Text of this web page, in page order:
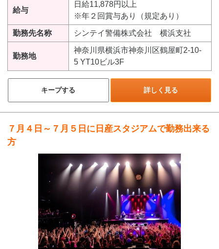
給与
日給11,878円以上
※年２回賞与あり（規定あり）
勤務先名称 シンテイ警備株式会社 横浜支社
勤務地
神奈川県横浜市神奈川区鶴屋町2-10-
5 YT10ビル3F
キープする 詳しく見る
７月４日～７月５日に日産スタジアムで勤務出来る
方